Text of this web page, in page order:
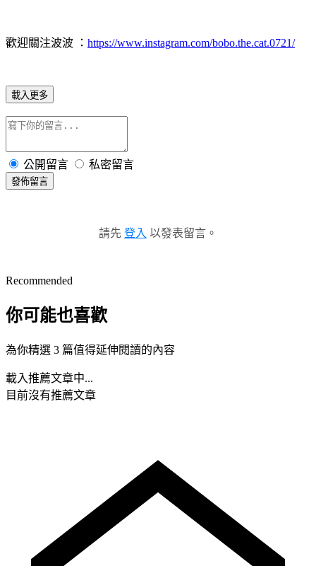
歡迎關注波波 ： https://www.instagram.com/bobo.the.cat.0721/
載入更多
公開留言 私密留言
發佈留言
請先 登入 以發表留言。
Recommended
你可能也喜歡
為你精選 3 篇值得延伸閱讀的內容
載入推薦文章中...
目前沒有推薦文章